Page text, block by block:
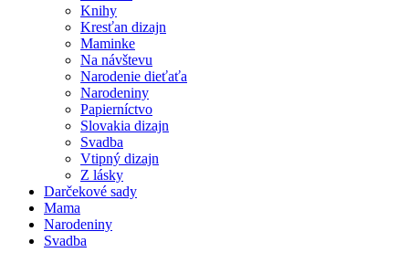
Knihy
Kresťan dizajn
Maminke
Na návštevu
Narodenie dieťaťa
Narodeniny
Papierníctvo
Slovakia dizajn
Svadba
Vtipný dizajn
Z lásky
Darčekové sady
Mama
Narodeniny
Svadba